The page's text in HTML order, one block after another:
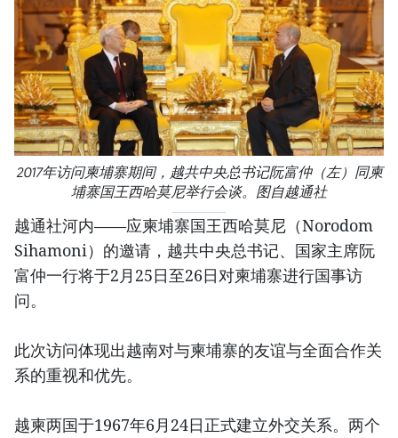
2017年访问柬埔寨期间，越共中央总书记阮富仲（左）同柬
埔寨国王西哈莫尼举行会谈。图自越通社
越通社河内——应柬埔寨国王西哈莫尼（Norodom
Sihamoni）的邀请，越共中央总书记、国家主席阮
富仲一行将于2月25日至26日对柬埔寨进行国事访
问。
此次访问体现出越南对与柬埔寨的友谊与全面合作关
系的重视和优先。
越柬两国于1967年6月24日正式建立外交关系。两个